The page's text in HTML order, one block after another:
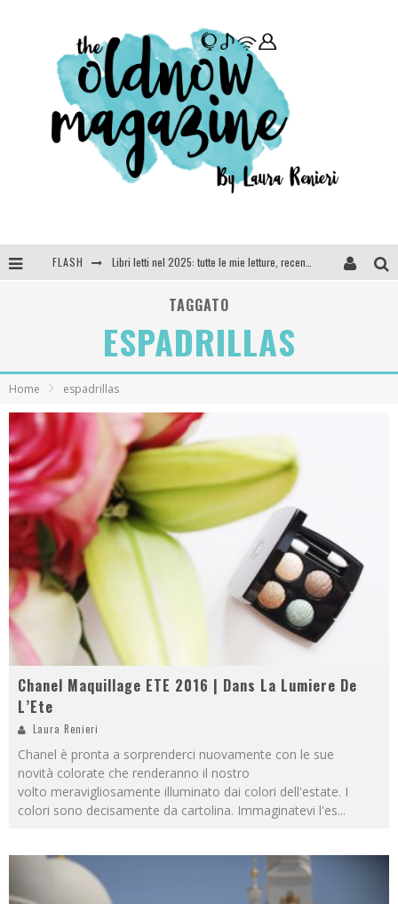
FLASH
Libri letti nel 2025: tutte le mie letture, recensioni e giudizi
Cosa vediamo questa sera? Te lo dico io: film e serie TV visti nel 2025
TAGGATO
ESPADRILLAS
Home espadrillas
Chanel Maquillage ETE 2016 | Dans La Lumiere De
L’Ete
Laura Renieri
Chanel è pronta a sorprenderci nuovamente con le sue
novità colorate che renderanno il nostro
volto meravigliosamente illuminato dai colori dell'estate. I
colori sono decisamente da cartolina. Immaginatevi l'es...